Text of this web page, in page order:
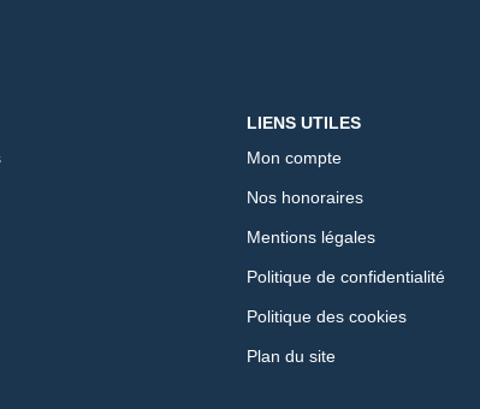
LIENS UTILES
Mon compte
Nos honoraires
Mentions légales
Politique de confidentialité
Politique des cookies
Plan du site